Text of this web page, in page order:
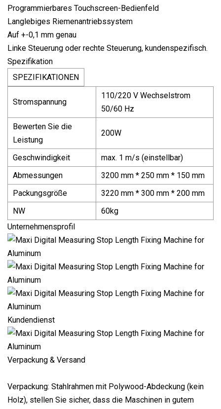
Programmierbares Touchscreen-Bedienfeld
Langlebiges Riemenantriebssystem
Auf +-0,1 mm genau
Linke Steuerung oder rechte Steuerung, kundenspezifisch.
Spezifikation
SPEZIFIKATIONEN
Stromspannung
110/220 V Wechselstrom
50/60 Hz
Bewerten Sie die
Leistung
200W
Geschwindigkeit
max. 1 m/s (einstellbar)
Abmessungen
3200 mm * 250 mm * 150 mm
Packungsgröße
3220 mm * 300 mm * 200 mm
NW
60kg
Unternehmensprofil
Kundendienst
Verpackung & Versand
Verpackung: Stahlrahmen mit Polywood-Abdeckung (kein
Holz), stellen Sie sicher, dass die Maschinen in gutem